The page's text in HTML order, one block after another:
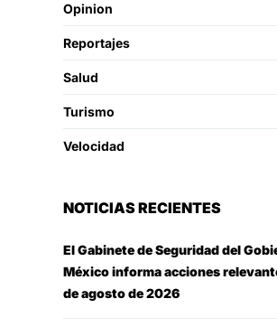
Opinion
Reportajes
Salud
Turismo
Velocidad
NOTICIAS RECIENTES
El Gabinete de Seguridad del
México informa acciones
de agosto de 2026